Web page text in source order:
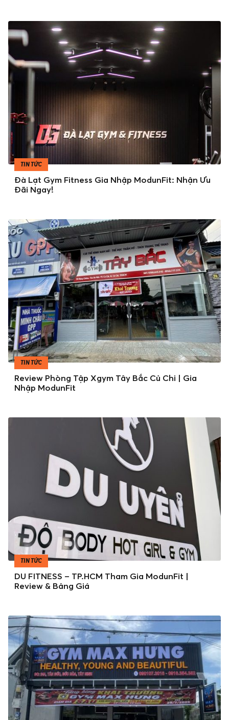
TIN TỨC
Đà Lạt Gym Fitness Gia Nhập ModunFit: Nhận Ưu
Đãi Ngay!
TIN TỨC
Review Phòng Tập Xgym Tây Bắc Củ Chi | Gia
Nhập ModunFit
TIN TỨC
DU FITNESS – TP.HCM Tham Gia ModunFit |
Review & Bảng Giá